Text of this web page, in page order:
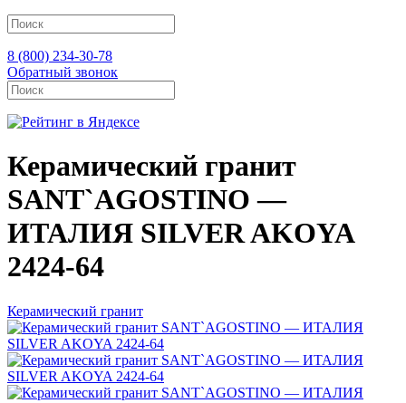
8 (800) 234-30-78
Обратный звонок
Керамический гранит
SANT`AGOSTINO —
ИТАЛИЯ SILVER AKOYA
2424-64
Керамический гранит